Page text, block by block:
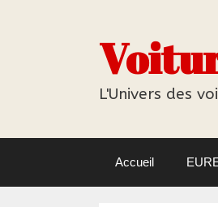
L'Univers des
Accueil